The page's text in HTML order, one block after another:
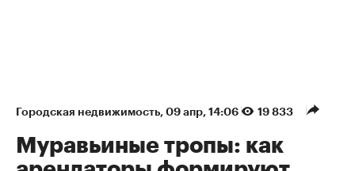
Городская недвижимость 09 апр, 14:06 19 833
Муравьиные тропы: как